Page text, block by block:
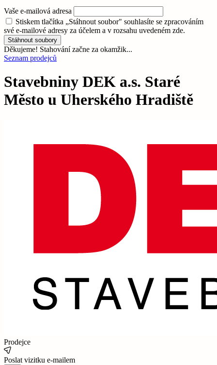
Vaše e-mailová adresa
Stiskem tlačítka „Stáhnout soubor" souhlasíte se zpracováním
své e-mailové adresy za účelem a v rozsahu uvedeném zde.
Stáhnout soubory
Děkujeme! Stahování začne za okamžik...
Seznam prodejců
Stavebniny DEK a.s. Staré
Město u Uherského Hradiště
Prodejce
Poslat vizitku e-mailem